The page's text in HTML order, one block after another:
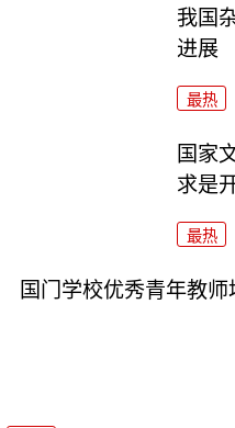
我国
进展
最热
国家
求是
最热
国门学校优秀青年教